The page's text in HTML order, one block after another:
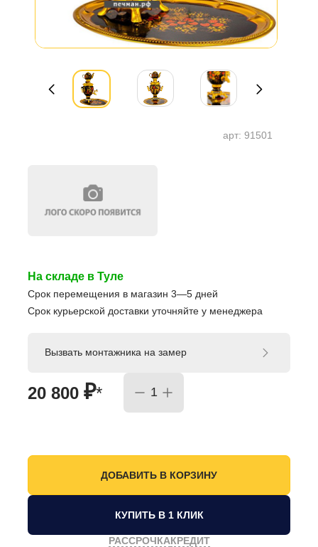
арт: 91501
На складе в Туле
Срок перемещения в магазин 3—5 дней
Срок курьерской доставки уточняйте у менеджера
20 800 ₽*
Вызвать монтажника на замер
КУПИТЬ В 1 КЛИК
РАССРОЧКАКРЕДИТ